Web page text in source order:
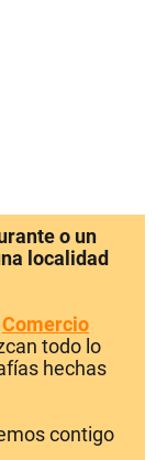
o un
localidad
Comercio
todo lo
hechas
contigo